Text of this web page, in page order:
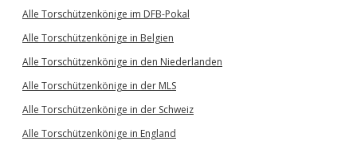
Alle Torschützenkönige im DFB-Pokal
Alle Torschützenkönige in Belgien
Alle Torschützenkönige in den Niederlanden
Alle Torschützenkönige in der MLS
Alle Torschützenkönige in der Schweiz
Alle Torschützenkönige in England